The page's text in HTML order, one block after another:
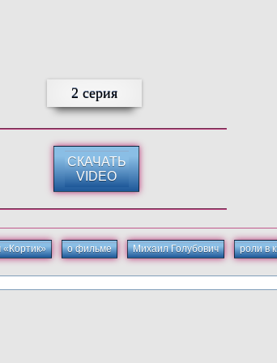
2 серия
СКАЧАТЬ
VIDEO
о фильме Михаил Голубович роли в